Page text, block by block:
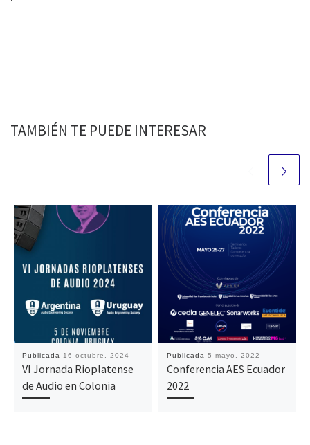
TAMBIÉN TE PUEDE INTERESAR
Publicada 16 octubre, 2024
VI Jornada Rioplatense
de Audio en Colonia
Publicada 5 mayo, 2022
Conferencia AES Ecuador
2022